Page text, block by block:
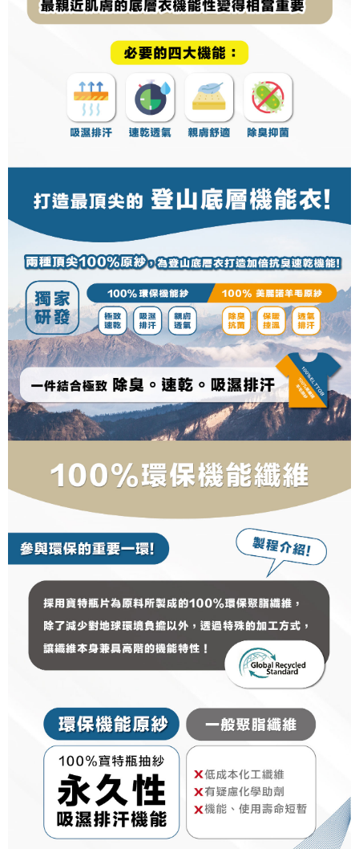
納金が加算されます。未成年の利用者は、事前に法定代理人または後見人
の同意を得ればAFTEEをご利用いただけます。
個人情報の処理、利用について疑問がある、または関連する法律の権利を
行使したい場合は、ネットプロテクションズcs_tw@netprotections.co.jp
にご連絡ください。上記に示した個人情報を、必要な購入注文書とあわせ
てAFTEEにご提供いただく、またはAFTEEにあなたの個人情報の収集、処
理、利用を許可することににご同意いただけない場合は、当サービスを選
択しないでください。